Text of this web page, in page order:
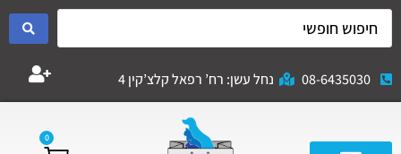
08-6435030 נחל עשן: רח’ רפאל קלצ’קין 4
0